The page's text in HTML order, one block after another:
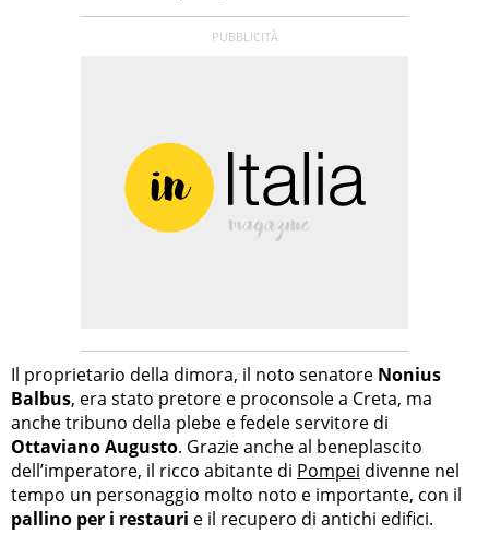
Il proprietario della dimora, il noto senatore Nonius
Balbus, era stato pretore e proconsole a Creta, ma
anche tribuno della plebe e fedele servitore di
Ottaviano Augusto. Grazie anche al beneplascito
dell’imperatore, il ricco abitante di Pompei divenne nel
tempo un personaggio molto noto e importante, con il
pallino per i restauri e il recupero di antichi edifici.